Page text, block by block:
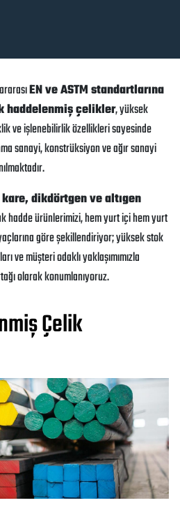
EN ve ASTM standartlarına
haddelenmiş çelikler, yüksek
ve işlenebilirlik özellikleri sayesinde
sanayi, konstrüksiyon ve ağır sanayi
dikdörtgen ve altıgen
hadde ürünlerimizi, hem yurt içi hem yurt
göre şekillendiriyor; yüksek stok
ve müşteri odaklı yaklaşımımızla
olarak konumlanıyoruz.
Çelik